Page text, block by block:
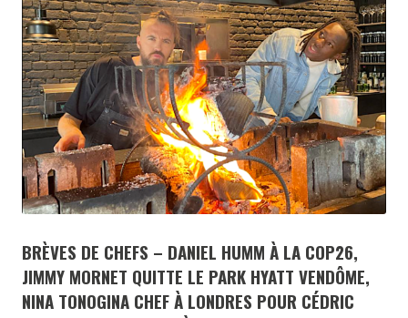
BRÈVES DE CHEFS – DANIEL HUMM À LA COP26,
JIMMY MORNET QUITTE LE PARK HYATT VENDÔME,
NINA TONOGINA CHEF À LONDRES POUR CÉDRIC